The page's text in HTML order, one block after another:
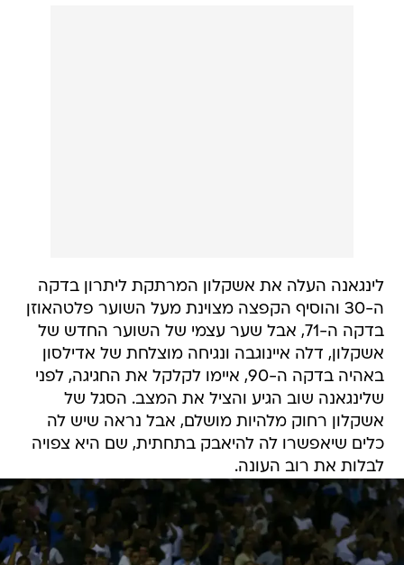
לינגאנה העלה את אשקלון המרתקת ליתרון בדקה
ה-30 והוסיף הקפצה מצוינת מעל השוער פלטהאוזן
בדקה ה-71, אבל שער עצמי של השוער החדש של
אשקלון, דלה איינוגבה ונגיחה מוצלחת של אדילסון
באהיה בדקה ה-90, איימו לקלקל את החגיגה, לפני
שלינגאנה שוב הגיע והציל את המצב. הסגל של
אשקלון רחוק מלהיות מושלם, אבל נראה שיש לה
כלים שיאפשרו לה להיאבק בתחתית, שם היא צפויה
לבלות את רוב העונה.